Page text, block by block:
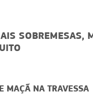
SOBREMESAS,
MAÇÃ NA TRAVESSA